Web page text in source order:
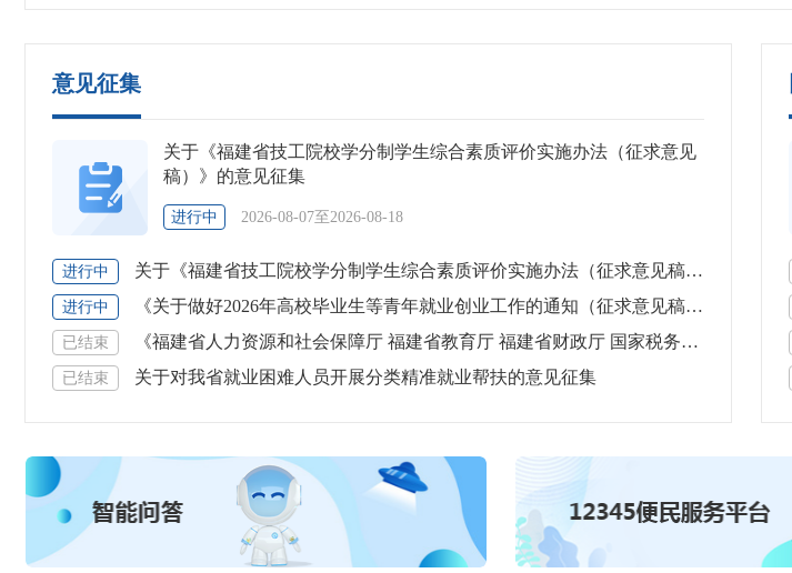
意见征集
关于《福建省技工院校学分制学生综合素质评价实施办法（征求意见
稿）》的意见征集
进行中 2026-08-07至2026-08-18
进行中 关于《福建省技工院校学分制学生综合素质评价实施办法（征求意见稿）》的意见征集
进行中 《关于做好2026年高校毕业生等青年就业创业工作的通知（征求意见稿）》的意见征集
已结束 《福建省人力资源和社会保障厅 福建省教育厅 福建省财政厅 国家税务总局福建省税务局 关于落实失业保险支持企业稳岗扩岗的通知》的意见征集
已结束 关于对我省就业困难人员开展分类精准就业帮扶的意见征集